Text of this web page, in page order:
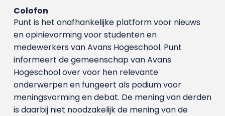
Colofon
Punt is het onafhankelijke platform voor nieuws
en opinievorming voor studenten en
medewerkers van Avans Hoge­school. Punt
informeert de gemeenschap van Avans
Hogeschool over voor hen relevante
onderwerpen en fungeert als podium voor
meningsvorming en debat. De mening van derden
is daarbij niet noodzakelijk de mening van de